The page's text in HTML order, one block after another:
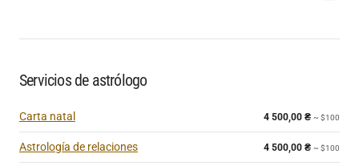
Servicios de astrólogo
Carta natal 4 500,00 ₴ ~ $100
Astrología de relaciones 4 500,00 ₴ ~ $100